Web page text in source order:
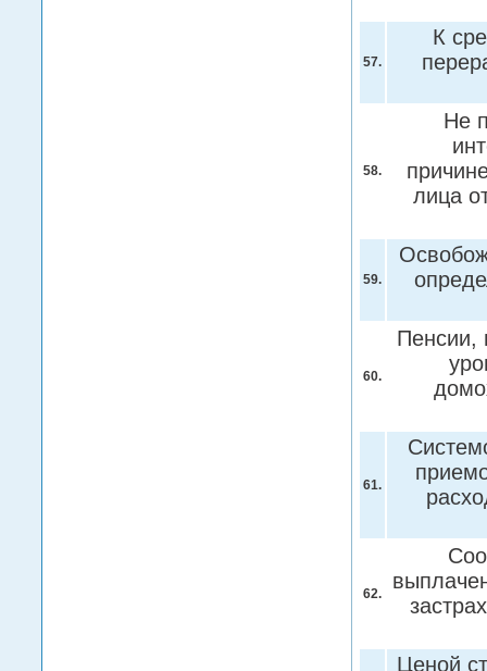
57.
К
58.
Не
лица
59.
60.
Пенсии,
61.
62.
Ценой